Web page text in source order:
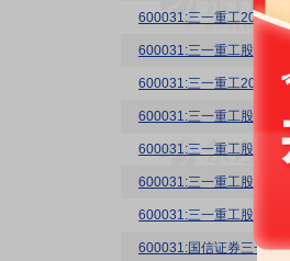
600031:三一重工2022年
600031:三一重工股份有
600031:三一重工2022年
600031:三一重工股份有
600031:三一重工股份有
600031:三一重工股份有
600031:三一重工股份有
600031:国信证券三一重